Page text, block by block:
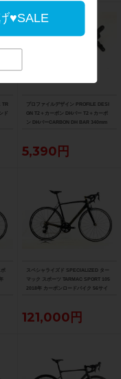
♥SALE
TR
ド
プロファイルデザイン PROFILE DESI
GN T2＋カーボン DHバー T2＋カーボ
ン DHバーCARBON DH BAR 340mm
5,390円
ポ
スペシャライズド SPECIALIZED ター
マック スポーツ TARMAC SPORT 105
2018年 カーボンロードバイク 56サイ
121,000円